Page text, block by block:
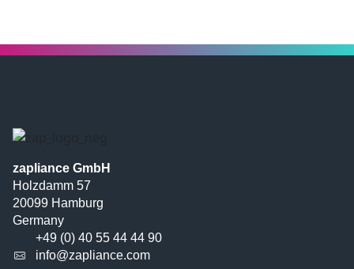
zapliance GmbH
Holzdamm 57
20099 Hamburg
Germany
+49 (0) 40 55 44 44 90
info@zapliance.com